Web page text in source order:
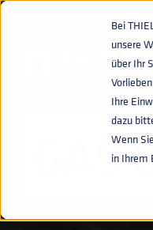
Bei
unsere
über Ihr
Ihre
dazu
Wenn
in Ihrem